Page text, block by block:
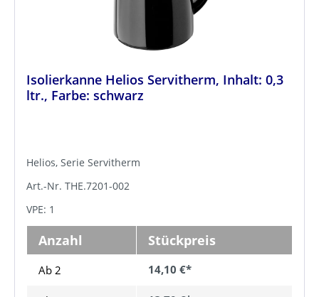
Isolierkanne Helios Servitherm, Inhalt: 0,3
ltr., Farbe: schwarz
Helios, Serie Servitherm
Art.-Nr. THE.7201-002
VPE: 1
Anzahl Stückpreis
Ab 2 14,10 €*